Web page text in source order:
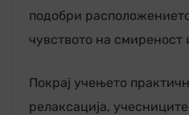
подобри
чувството на смиреност
Покрај учењето
релаксација,